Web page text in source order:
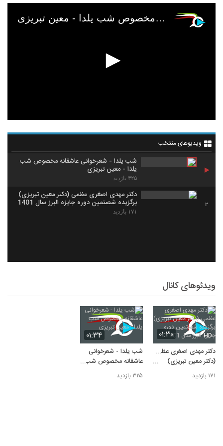
شب یلدا - شعرخوانی عاشقانه مخصوص شب یلدا - معین تبریزی
ویدیوهای منتخب
شب یلدا - شعرخوانی عاشقانه مخصوص شب
یلدا - معین تبریزی
۳۲۵ بازدید
2
دکتر مهدی اصغری عظمی (دکتر معین تبریزی)
برگزیده شصتمین دوره جایزه البرز سال 1401
۱۷۱ بازدید
ویدئوهای کانال
۰۱:۳۰ HD
دکتر مهدی اصغری عظمی
(دکتر معین تبریزی)
برگزیده شصتمین دوره
جایزه البرز سال 1401
۱۷۱ بازدید
۰۱:۳۴
شب یلدا - شعرخوانی
عاشقانه مخصوص شب
یلدا - معین تبریزی
۳۲۵ بازدید